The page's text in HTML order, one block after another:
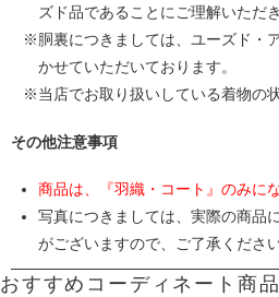
ズド品であることにご理解いただ
胴裏につきましては、ユーズド・
かせていただいております。
当店でお取り扱いしている着物の
その他注意事項
商品は、『羽織・コート』のみに
写真につきましては、実際の商品
がございますので、ご了承ください
おすすめコーディネート商品